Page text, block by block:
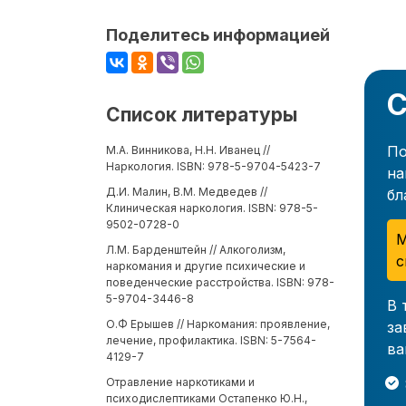
Поделитесь информацией
Список литературы
М.А. Винникова, Н.Н. Иванец //
Наркология. ISBN: 978-5-9704-5423-7
Д.И. Малин, В.М. Медведев //
Клиническая наркология. ISBN: 978-5-
9502-0728-0
Л.М. Барденштейн // Алкоголизм,
наркомания и другие психические и
поведенческие расстройства. ISBN: 978-
5-9704-3446-8
О.Ф Ерышев // Наркомания: проявление,
лечение, профилактика. ISBN: 5-7564-
4129-7
Отравление наркотиками и
психодислептиками Остапенко Ю.Н.,
В